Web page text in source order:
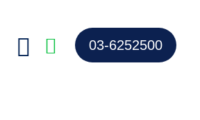
03-6252500